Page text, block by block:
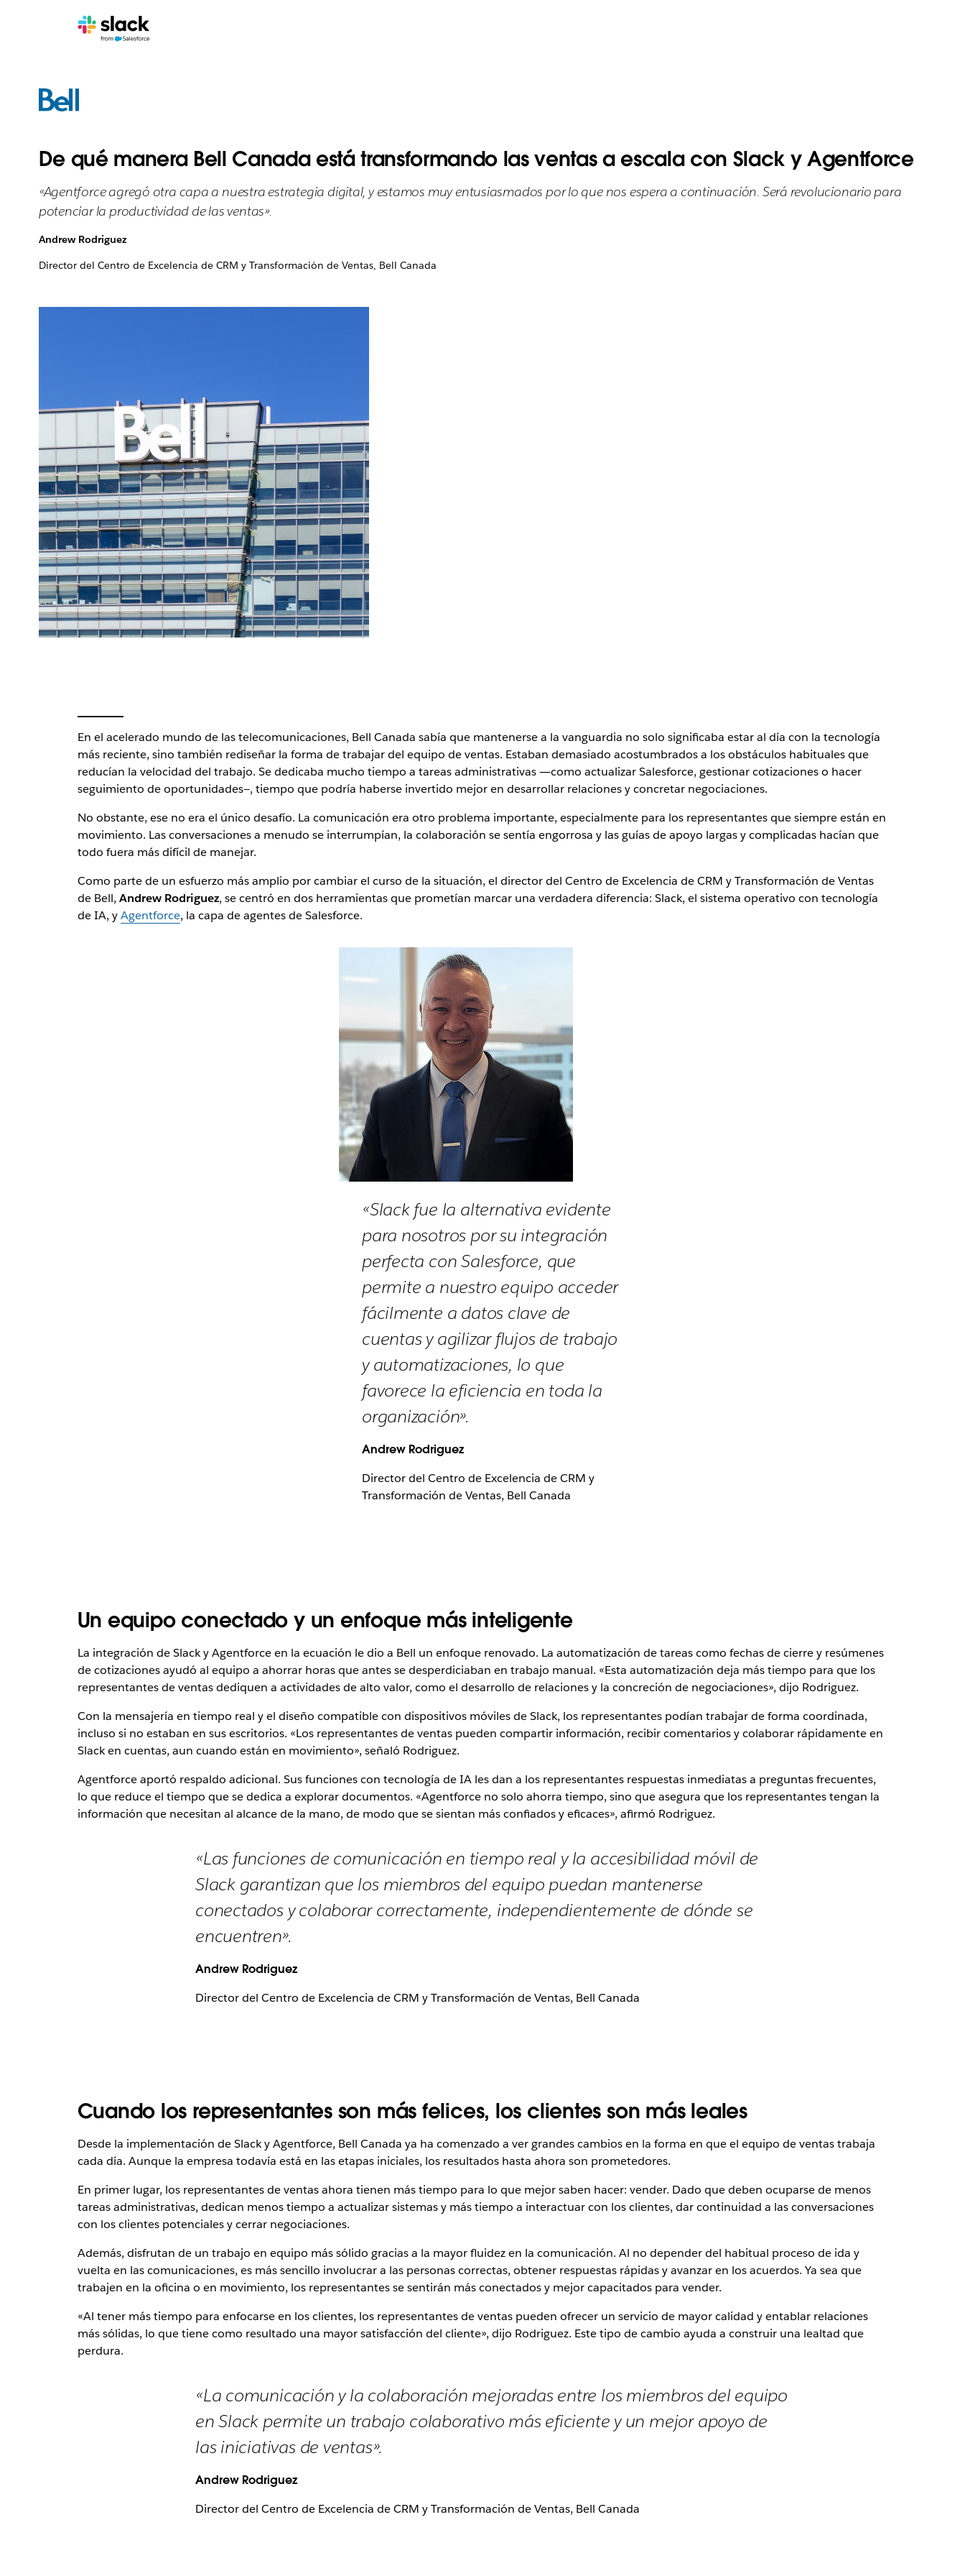
De qué manera Bell Canada está transformando las ventas a escala con Slack y Agentforce
«Agentforce agregó otra capa a nuestra estrategia digital, y estamos muy entusiasmados por lo que nos espera a continuación. Será revolucionario para
potenciar la productividad de las ventas».
Andrew Rodriguez
Director del Centro de Excelencia de CRM y Transformación de Ventas, Bell Canada
En el acelerado mundo de las telecomunicaciones, Bell Canada sabía que mantenerse a la vanguardia no solo significaba estar al día con la tecnología
más reciente, sino también rediseñar la forma de trabajar del equipo de ventas. Estaban demasiado acostumbrados a los obstáculos habituales que
reducían la velocidad del trabajo. Se dedicaba mucho tiempo a tareas administrativas ―como actualizar Salesforce, gestionar cotizaciones o hacer
seguimiento de oportunidades—, tiempo que podría haberse invertido mejor en desarrollar relaciones y concretar negociaciones.
No obstante, ese no era el único desafío. La comunicación era otro problema importante, especialmente para los representantes que siempre están en
movimiento. Las conversaciones a menudo se interrumpían, la colaboración se sentía engorrosa y las guías de apoyo largas y complicadas hacían que
todo fuera más difícil de manejar.
Como parte de un esfuerzo más amplio por cambiar el curso de la situación, el director del Centro de Excelencia de CRM y Transformación de Ventas
de Bell, Andrew Rodriguez, se centró en dos herramientas que prometían marcar una verdadera diferencia: Slack, el sistema operativo con tecnología
de IA, yAgentforce, la capa de agentes de Salesforce.
«Slack fue la alternativa evidente
para nosotros por su integración
perfecta con Salesforce, que
permite a nuestro equipo acceder
fácilmente a datos clave de
cuentas y agilizar flujos de trabajo
y automatizaciones, lo que
favorece la eficiencia en toda la
organización».
Andrew Rodriguez
Director del Centro de Excelencia de CRM y
Transformación de Ventas, Bell Canada
Un equipo conectado y un enfoque más inteligente
La integración de Slack y Agentforce en la ecuación le dio a Bell un enfoque renovado. La automatización de tareas como fechas de cierre y resúmenes
de cotizaciones ayudó al equipo a ahorrar horas que antes se desperdiciaban en trabajo manual. «Esta automatización deja más tiempo para que los
representantes de ventas dediquen a actividades de alto valor, como el desarrollo de relaciones y la concreción de negociaciones», dijo Rodriguez.
Con la mensajería en tiempo real y el diseño compatible con dispositivos móviles de Slack, los representantes podían trabajar de forma coordinada,
incluso si no estaban en sus escritorios. «Los representantes de ventas pueden compartir información, recibir comentarios y colaborar rápidamente en
Slack en cuentas, aun cuando están en movimiento», señaló Rodriguez.
Agentforce aportó respaldo adicional. Sus funciones con tecnología de IA les dan a los representantes respuestas inmediatas a preguntas frecuentes,
lo que reduce el tiempo que se dedica a explorar documentos. «Agentforce no solo ahorra tiempo, sino que asegura que los representantes tengan la
información que necesitan al alcance de la mano, de modo que se sientan más confiados y eficaces», afirmó Rodriguez.
«Las funciones de comunicación en tiempo real y la accesibilidad móvil de
Slack garantizan que los miembros del equipo puedan mantenerse
conectados y colaborar correctamente, independientemente de dónde se
encuentren».
Andrew Rodriguez
Director del Centro de Excelencia de CRM y Transformación de Ventas, Bell Canada
Cuando los representantes son más felices, los clientes son más leales
Desde la implementación de Slack y Agentforce, Bell Canada ya ha comenzado a ver grandes cambios en la forma en que el equipo de ventas trabaja
cada día. Aunque la empresa todavía está en las etapas iniciales, los resultados hasta ahora son prometedores.
En primer lugar, los representantes de ventas ahora tienen más tiempo para lo que mejor saben hacer: vender. Dado que deben ocuparse de menos
tareas administrativas, dedican menos tiempo a actualizar sistemas y más tiempo a interactuar con los clientes, dar continuidad a las conversaciones
con los clientes potenciales y cerrar negociaciones.
Además, disfrutan de un trabajo en equipo más sólido gracias a la mayor fluidez en la comunicación. Al no depender del habitual proceso de ida y
vuelta en las comunicaciones, es más sencillo involucrar a las personas correctas, obtener respuestas rápidas y avanzar en los acuerdos. Ya sea que
trabajen en la oficina o en movimiento, los representantes se sentirán más conectados y mejor capacitados para vender.
«Al tener más tiempo para enfocarse en los clientes, los representantes de ventas pueden ofrecer un servicio de mayor calidad y entablar relaciones
más sólidas, lo que tiene como resultado una mayor satisfacción del cliente», dijo Rodriguez. Este tipo de cambio ayuda a construir una lealtad que
perdura.
«La comunicación y la colaboración mejoradas entre los miembros del equipo
en Slack permite un trabajo colaborativo más eficiente y un mejor apoyo de
las iniciativas de ventas».
Andrew Rodriguez
Director del Centro de Excelencia de CRM y Transformación de Ventas, Bell Canada